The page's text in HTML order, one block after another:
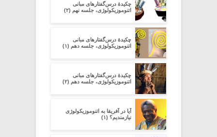
چکیدۀ درس‌گفتارهای مبانی
اتنوموزیکولوژی، جلسه نهم (۲)
چکیدۀ درس‌گفتارهای مبانی
اتنوموزیکولوژی، جلسه دهم (۱)
چکیدۀ درس‌گفتارهای مبانی
اتنوموزیکولوژی، جلسه دهم (۲)
آیا در آفریقا به اتنوموزیکولوژی
نیازمندیم؟ (۱)